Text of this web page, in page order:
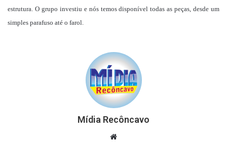
estrutura. O grupo investiu e nós temos disponível todas as peças, desde um
simples parafuso até o farol.
Mídia Recôncavo
Website